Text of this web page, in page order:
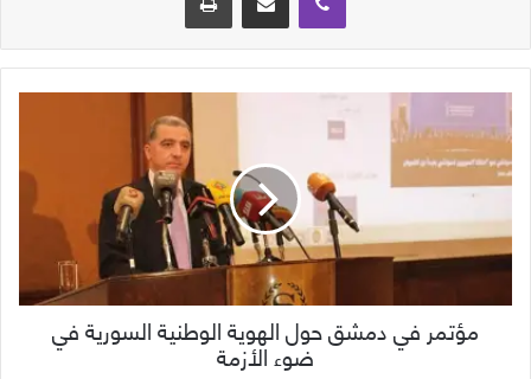
مؤتمر في دمشق حول الهوية الوطنية السورية في
ضوء الأزمة